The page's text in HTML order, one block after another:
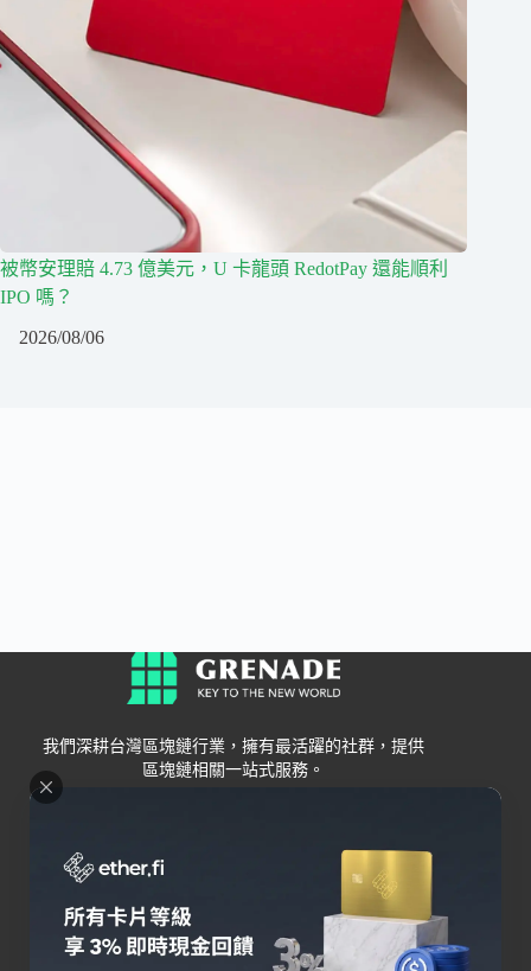
被幣安理賠 4.73 億美元，U 卡龍頭 RedotPay 還能順利
IPO 嗎？
2026/08/06
我們深耕台灣區塊鏈行業，擁有最活躍的社群，提供
區塊鏈相關一站式服務。
Grenade
關於我們
聯絡我們
錢包
交易所
Bybit
OKX